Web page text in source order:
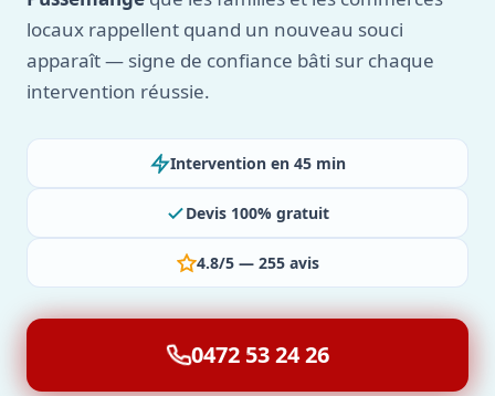
locaux rappellent quand un nouveau souci
apparaît — signe de confiance bâti sur chaque
intervention réussie.
Intervention en 45 min
Devis 100% gratuit
4.8/5 — 255 avis
0472 53 24 26